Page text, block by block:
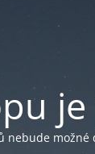
nebude